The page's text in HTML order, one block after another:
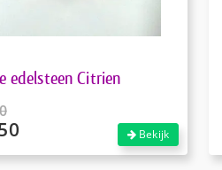
edelsteen Citrien
Bekijk